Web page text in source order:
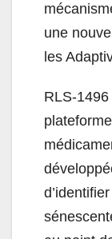
une
les
RLS-